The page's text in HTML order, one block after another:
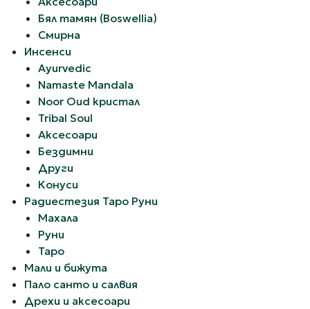
Бял тамян (Boswellia)
Смирна
Инсенси
Ayurvedic
Namaste Mandala
Noor Oud кристал
Tribal Soul
Аксесоари
Бездимни
Други
Конуси
Радиестезия Таро Руни
Махала
Руни
Таро
Мали и бижута
Пало санто и салвия
Дрехи и аксесоари